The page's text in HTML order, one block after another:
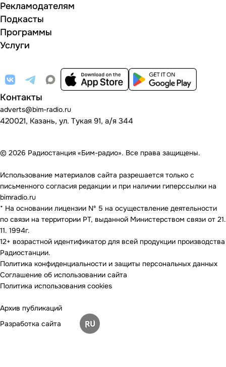
Рекламодателям
Подкасты
Программы
Услуги
Контакты
adverts@bim-radio.ru
420021, Казань, ул. Тукая 91, а/я 344
© 2026 Радиостанция «Бим-радио». Все права защищены.
Использование материалов сайта разрешается только с
письменного согласия редакции и при наличии гиперссылки на
bimradio.ru
* На основании лицензии Nº 5 на осуществление деятельности
по связи на территории РТ, выданной Министерством связи от 21.
11. 1994г.
12+ возрастной идентификатор для всей продукции производства
Радиостанции.
Политика конфиденциальности и защиты персональных данных
Соглашение об использовании сайта
Политика использования cookies
Архив публикаций
Разработка сайта